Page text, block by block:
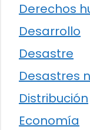
Derechos
Desarrollo
Desastre
Desastres
Distribución
Economía